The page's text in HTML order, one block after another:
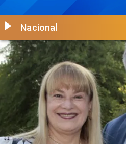
Nacional